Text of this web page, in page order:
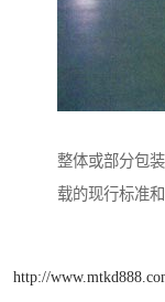
整体或部分包
载的现行标准和
http://